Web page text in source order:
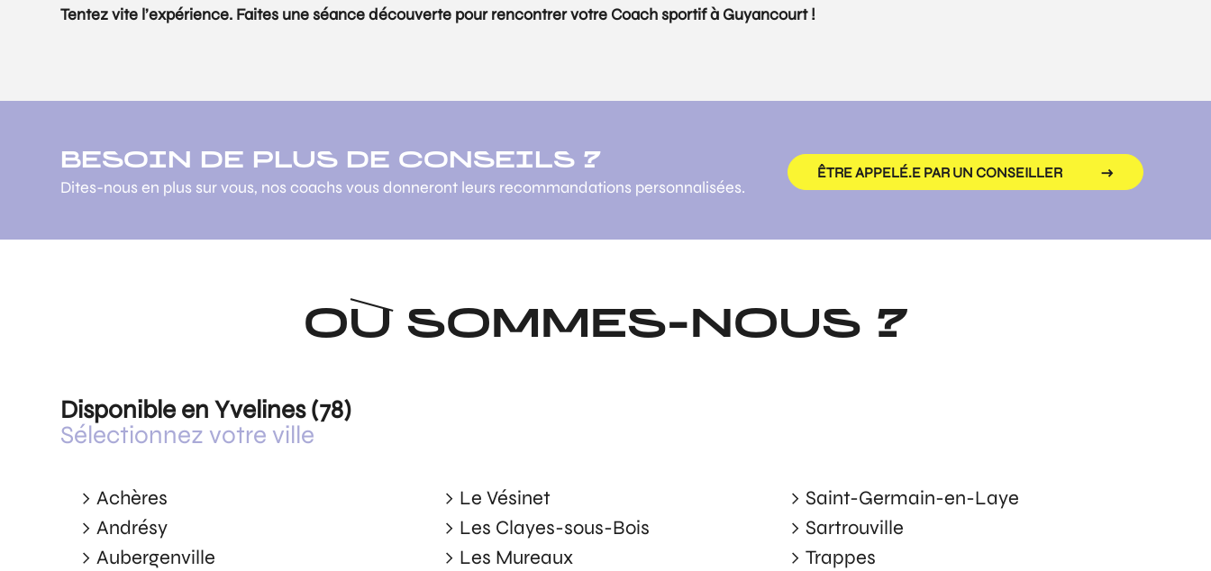
Tentez vite l’expérience. Faites une séance découverte pour rencontrer votre Coach sportif à Guyancourt !
BESOIN DE PLUS DE CONSEILS ?
Dites-nous en plus sur vous, nos coachs vous donneront leurs recommandations personnalisées.
ÊTRE APPELÉ.E PAR UN CONSEILLER
OÙ SOMMES-NOUS ?
Disponible en Yvelines (78)
Sélectionnez votre ville
Achères
Andrésy
Aubergenville
Le Vésinet
Les Clayes-sous-Bois
Les Mureaux
Saint-Germain-en-Laye
Sartrouville
Trappes